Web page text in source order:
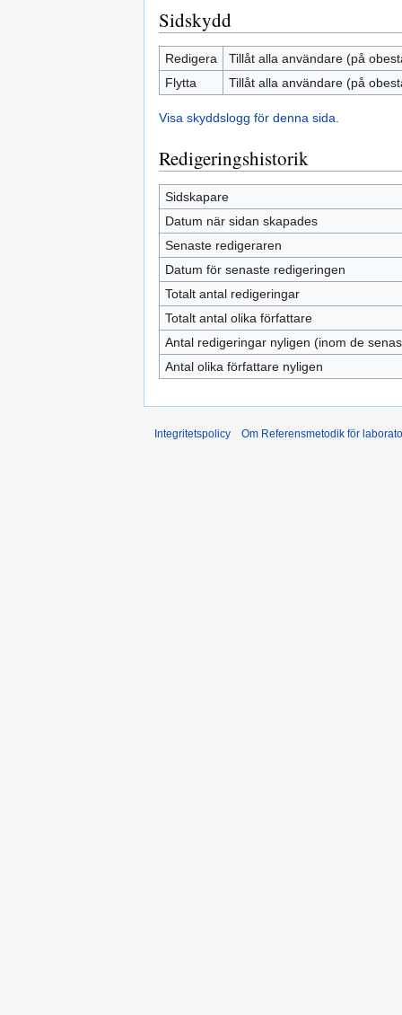
Sidskydd
Redigera
Tillåt alla användare (på
Flytta
Tillåt alla användare (på
Visa skyddslogg för denna sida.
Redigeringshistorik
Sidskapare
Datum när sidan skapades
Senaste redigeraren
Datum för senaste redigeringen
Totalt antal redigeringar
Totalt antal olika författare
Antal redigeringar nyligen (inom de
Antal olika författare nyligen
Integritetspolicy Om Referensmetodik för